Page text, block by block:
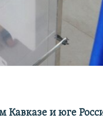
и юге